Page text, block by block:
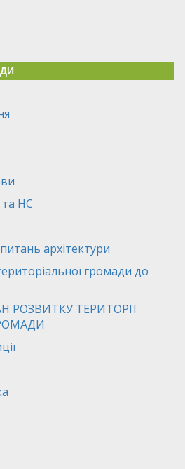
та НС
архітектури
громади до
ТЕРИТОРІЇ